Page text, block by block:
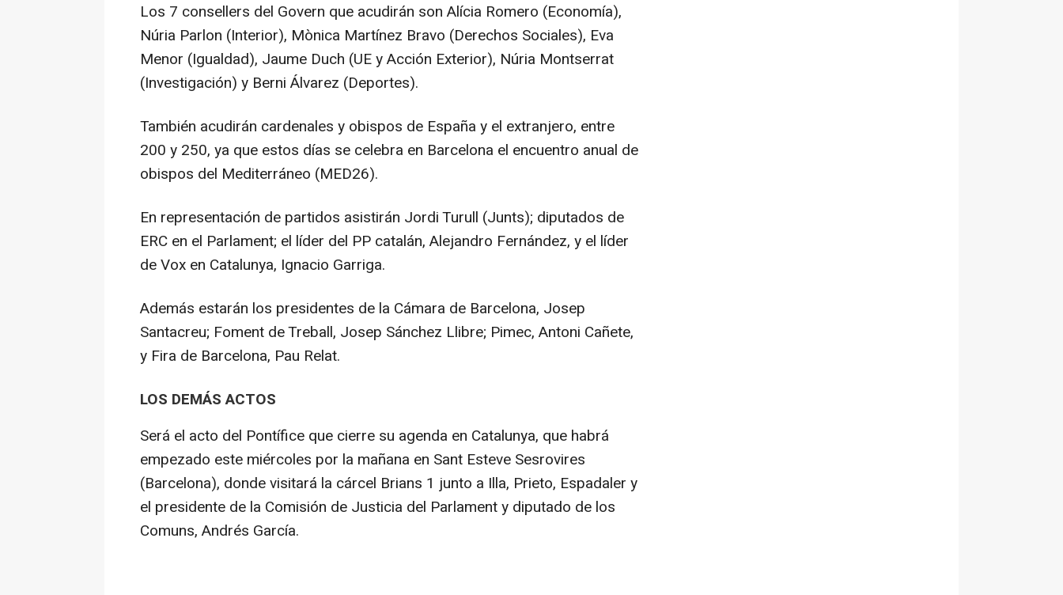
Los 7 consellers del Govern que acudirán son Alícia Romero (Economía),
Núria Parlon (Interior), Mònica Martínez Bravo (Derechos Sociales), Eva
Menor (Igualdad), Jaume Duch (UE y Acción Exterior), Núria Montserrat
(Investigación) y Berni Álvarez (Deportes).
También acudirán cardenales y obispos de España y el extranjero, entre
200 y 250, ya que estos días se celebra en Barcelona el encuentro anual de
obispos del Mediterráneo (MED26).
En representación de partidos asistirán Jordi Turull (Junts); diputados de
ERC en el Parlament; el líder del PP catalán, Alejandro Fernández, y el líder
de Vox en Catalunya, Ignacio Garriga.
Además estarán los presidentes de la Cámara de Barcelona, Josep
Santacreu; Foment de Treball, Josep Sánchez Llibre; Pimec, Antoni Cañete,
y Fira de Barcelona, Pau Relat.
LOS DEMÁS ACTOS
Será el acto del Pontífice que cierre su agenda en Catalunya, que habrá
empezado este miércoles por la mañana en Sant Esteve Sesrovires
(Barcelona), donde visitará la cárcel Brians 1 junto a Illa, Prieto, Espadaler y
el presidente de la Comisión de Justicia del Parlament y diputado de los
Comuns, Andrés García.